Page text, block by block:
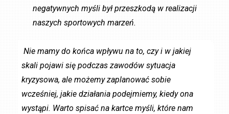
negatywnych myśli był przeszkodą w realizacji
naszych sportowych marzeń.
Nie mamy do końca wpływu na to, czy i w jakiej
skali pojawi się podczas zawodów sytuacja
kryzysowa, ale możemy zaplanować sobie
wcześniej, jakie działania podejmiemy, kiedy ona
wystąpi. Warto spisać na kartce myśli, które nam